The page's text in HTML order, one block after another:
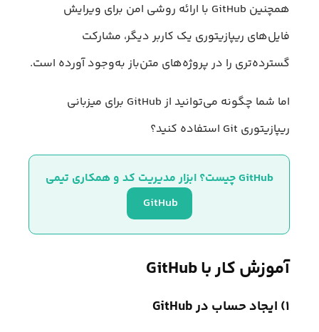
همچنین GitHub با ارائه روشی امن برای ویرایش
فایل‌های ریپازیتوری یک کاربر دیگر، مشارکت
گسترده‌‌تری را در پروژه‌های متن‌باز به‌وجود آورده است.
اما شما چگونه می‌توانید از GitHub برای میزبانی
ریپازیتوری Git استفاده کنید؟
GitHub چیست؟ ابزار مدیریت کد و همکاری تیمی
GitHub
آموزش کار با GitHub
۱) ایجاد حساب در GitHub